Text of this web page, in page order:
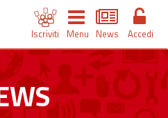
Iscriviti Menu News Accedi